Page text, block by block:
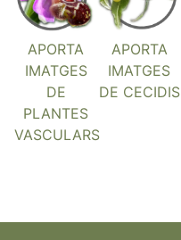
APORTA
IMATGES
DE
PLANTES
VASCULARS
APORTA
IMATGES
DE CECIDIS